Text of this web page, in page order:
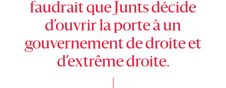
faudrait que Junts décide
d’ouvrir la porte à un
gouvernement de droite et
d’extrême droite.